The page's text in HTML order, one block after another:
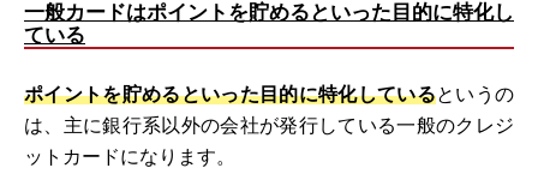
一般カードはポイントを貯めるといった目的に特化し
ている
ポイントを貯めるといった目的に特化しているというの
は、主に銀行系以外の会社が発行している一般のクレジ
ットカードになります。